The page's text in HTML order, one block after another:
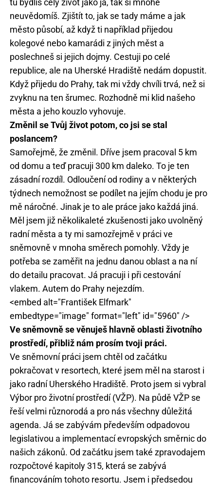
tu bydlíš celý život jako já, tak si mnohé
neuvědomíš. Zjištít to, jak se tady máme a jak
město působí, až když ti například přijedou
kolegové nebo kamarádi z jiných měst a
poslechneš si jejich dojmy. Cestuji po celé
republice, ale na Uherské Hradiště nedám dopustit.
Když přijedu do Prahy, tak mi vždy chvíli trvá, než si
zvyknu na ten šrumec. Rozhodně mi klid našeho
města a jeho kouzlo vyhovuje.
Změnil se Tvůj život potom, co jsi se stal
poslancem?
Samořejmě, že změnil. Dříve jsem pracoval 5 km
od domu a teď pracuji 300 km daleko. To je ten
zásadní rozdíl. Odloučení od rodiny a v některých
týdnech nemožnost se podílet na jejím chodu je pro
mě náročné. Jinak je to ale práce jako každá jiná.
Měl jsem již několikaleté zkušenosti jako uvolněný
radní města a ty mi samozřejmě v práci ve
sněmovně v mnoha směrech pomohly. Vždy je
potřeba se zaměřit na jednu danou oblast a na ní
do detailu pracovat. Já pracuji i při cestování
vlakem. Autem do Prahy nejezdím.
<embed alt="František Elfmark"
embedtype="image" format="left" id="5960" />
Ve sněmovně se věnuješ hlavně oblasti životního
prostředí, přibliž nám prosím tvoji práci.
Ve sněmovní práci jsem chtěl od začátku
pokračovat v resortech, které jsem měl na starost i
jako radní Uherského Hradiště. Proto jsem si vybral
Výbor pro životní prostředí (VŽP). Na půdě VŽP se
řeší velmi různorodá a pro nás všechny důležitá
agenda. Já se zabývám především odpadovou
legislativou a implementací evropských směrnic do
našich zákonů. Od začátku jsem také zpravodajem
rozpočtové kapitoly 315, která se zabývá
financováním tohoto resortu. Jsem i předsedou